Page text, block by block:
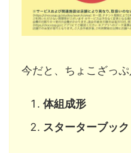
今だと、ちょこざっ
体組成形
スターターブック